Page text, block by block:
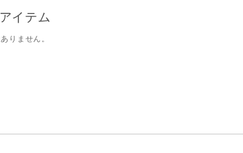
イテム
りません。